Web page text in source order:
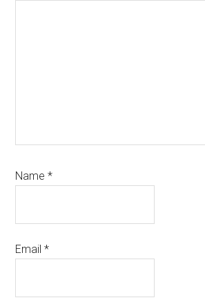
Name*
Email*